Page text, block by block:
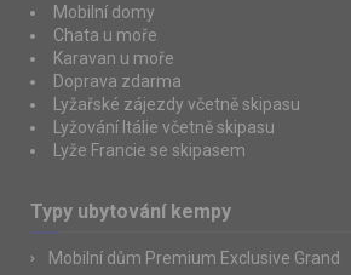
Mobilní domy
Chata u moře
Karavan u moře
Doprava zdarma
Lyžařské zájezdy včetně skipasu
Lyžování Itálie včetně skipasu
Lyže Francie se skipasem
Typy ubytování kempy
Mobilní dům Premium Exclusive Grand